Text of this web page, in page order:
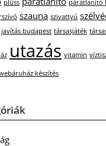
plüss
párátlanító
szauna szivattyú
javítás budapest társasjáték
utazás vitamin
készítés